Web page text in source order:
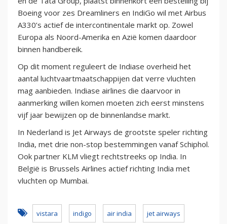
Boeing voor zes Dreamliners en IndiGo wil met Airbus
A330’s actief de intercontinentale markt op. Zowel
Europa als Noord-Amerika en Azië komen daardoor
binnen handbereik.
Op dit moment reguleert de Indiase overheid het
aantal luchtvaartmaatschappijen dat verre vluchten
mag aanbieden. Indiase airlines die daarvoor in
aanmerking willen komen moeten zich eerst minstens
vijf jaar bewijzen op de binnenlandse markt.
In Nederland is Jet Airways de grootste speler richting
India, met drie non-stop bestemmingen vanaf Schiphol.
Ook partner KLM vliegt rechtstreeks op India. In
België is Brussels Airlines actief richting India met
vluchten op Mumbai.
vistara indigo air india jet airways